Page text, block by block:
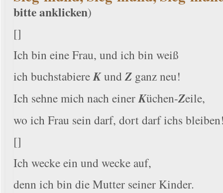
bitte anklicken)
[]
Ich bin eine Frau, und ich bin weiß
ich buchstabiereKundZ ganz neu!
Ich sehne mich nach einerKüchen-Zeile,
wo ich Frau sein darf, dort darf ichs
[]
Ich wecke ein und wecke auf,
denn ich bin die Mutter seiner Kinder.